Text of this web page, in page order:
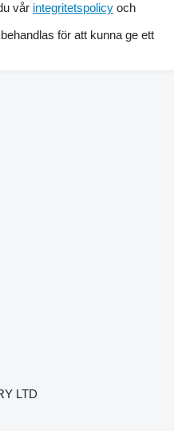
vår integritetspolicy och
för att kunna ge ett
LTD